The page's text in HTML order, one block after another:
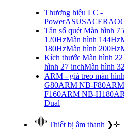
Thương hiệu LC -
PowerASUSACER
Tần số quét Màn hình
120HzMàn hình 144Hz
180HzMàn hình 200Hz
Kích thước Màn hình
hình 27 inchMàn hình
ARM - giá treo màn hình
G80ARM NB-F80
F160ARM NB-H180
Dual
Thiết bị âm thanh ❯✛